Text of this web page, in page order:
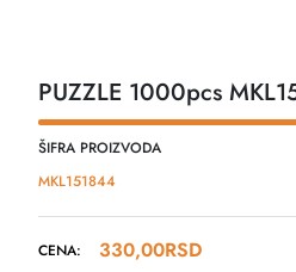
PUZZLE 1000pcs
ŠIFRA PROIZVODA
MKL151844
CENA: 330,00RSD